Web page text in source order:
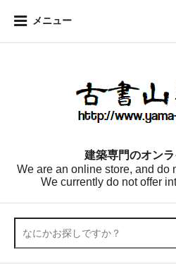
メニュー
建築専門のオン
We are an online store, and do
We currently do not offer